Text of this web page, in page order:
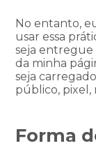
No entanto,
usar essa
seja
da minha
seja
público, pixel,
Forma